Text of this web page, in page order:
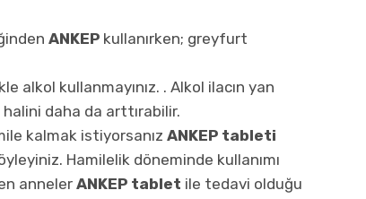
ANKEP kullanırken; greyfurt
alkol kullanmayınız. . Alkol ilacın yan
daha da arttırabilir.
kalmak istiyorsanız ANKEP tableti
Hamilelik döneminde kullanımı
anneler ANKEP tablet ile tedavi olduğu